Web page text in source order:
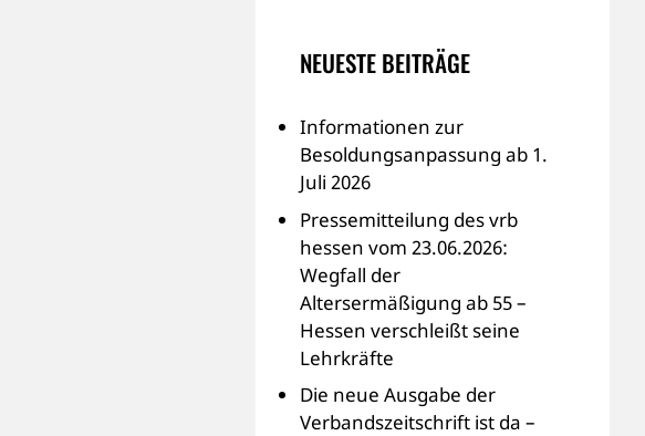
NEUESTE BEITRÄGE
Informationen zur
Besoldungsanpassung ab 1.
Juli 2026
Pressemitteilung des vrb
hessen vom 23.06.2026:
Wegfall der
Altersermäßigung ab 55 –
Hessen verschleißt seine
Lehrkräfte
Die neue Ausgabe der
Verbandszeitschrift ist da –